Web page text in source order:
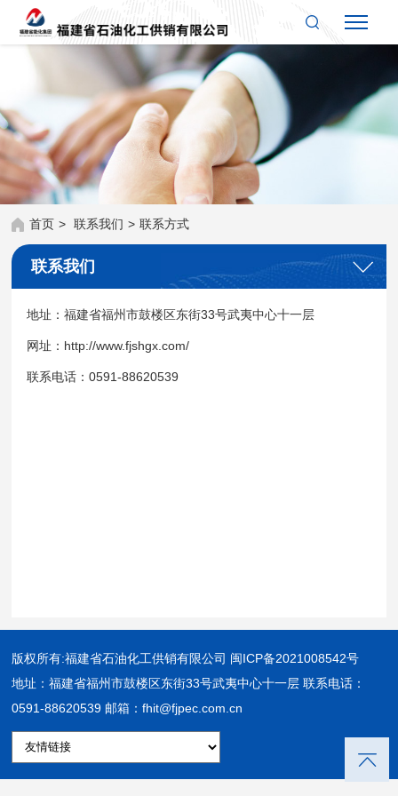
首页 > 联系我们 > 联系方式
联系我们
地址：福建省福州市鼓楼区东街33号武夷中心十一层
网址：http://www.fjshgx.com/
联系电话：0591-88620539
版权所有:福建省石油化工供销有限公司 闽ICP备2021008542号
地址：福建省福州市鼓楼区东街33号武夷中心十一层 联系电话：
0591-88620539 邮箱：fhit@fjpec.com.cn